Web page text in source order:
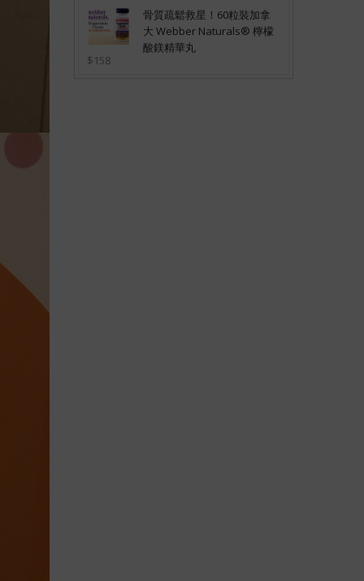
骨質疏鬆救星！60粒裝加拿
大 Webber Naturals® 檸檬
酸鎂精華丸
$158